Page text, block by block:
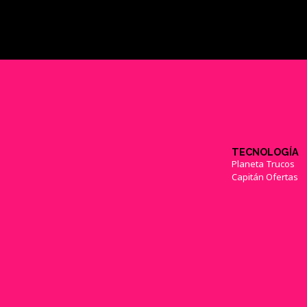
TECNOLOGÍA
Planeta Trucos
Capitán Ofertas